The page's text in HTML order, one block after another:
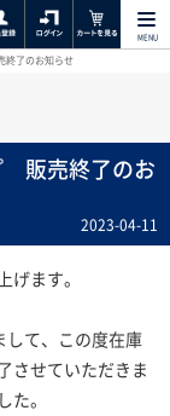
MENU
終了のお知らせ
販売終了のお
2023-04-11
ます。
て、この度在庫
させていただきま
。